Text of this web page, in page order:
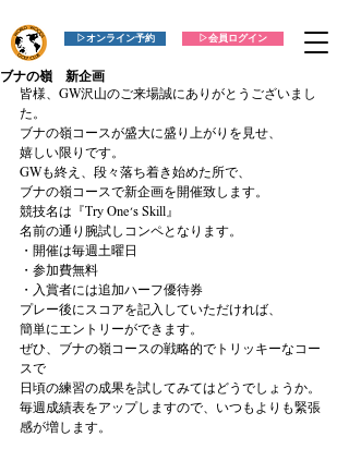
▷会員ログイン
▷オンライン予約
ブナの嶺 新企画
皆様、GW沢山のご来場誠にありがとうございまし
た。
ブナの嶺コースが盛大に盛り上がりを見せ、
嬉しい限りです。
GWも終え、段々落ち着き始めた所で、
ブナの嶺コースで新企画を開催致します。
競技名は『Try One's Skill』
名前の通り腕試しコンペとなります。
・開催は毎週土曜日
・参加費無料
・入賞者には追加ハーフ優待券
プレー後にスコアを記入していただければ、
簡単にエントリーができます。
ぜひ、ブナの嶺コースの戦略的でトリッキーなコー
スで
日頃の練習の成果を試してみてはどうでしょうか。
毎週成績表をアップしますので、いつもよりも緊張
感が増します。